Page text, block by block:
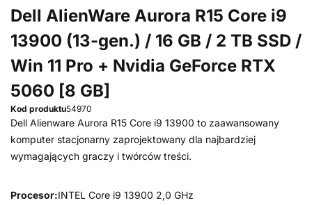
Dell AlienWare Aurora R15 Core i9
13900 (13-gen.) / 16 GB / 2 TB SSD /
Win 11 Pro + Nvidia GeForce RTX
5060 [8 GB]
Kod produktu54970
Dell Alienware Aurora R15 Core i9 13900 to zaawansowany
komputer stacjonarny zaprojektowany dla najbardziej
wymagających graczy i twórców treści.
Procesor:INTEL Core i9 13900 2,0 GHz